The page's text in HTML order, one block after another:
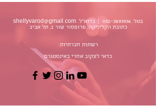
בטל. 052-3893936 | בדוא״ל. shellyvarod@gmail.com
כתובת הקליניקה: פרופסור שור 1, תל אביב
רשתות חברתיות:
כדאי לעקוב אחרי באינסטגרם